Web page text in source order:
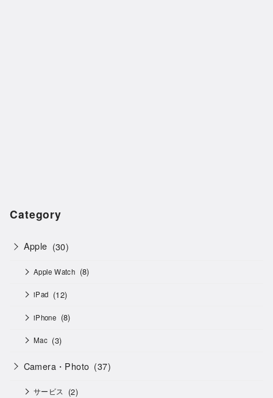
Category
Apple (30)
Apple Watch (8)
iPad (12)
iPhone (8)
Mac (3)
Camera・Photo (37)
サービス (2)